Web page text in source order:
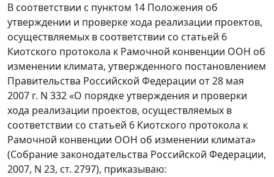
В соответствии с пунктом 14 Положения об
утверждении и проверке хода реализации проектов,
осуществляемых в соответствии со статьей 6
Киотского протокола к Рамочной конвенции ООН об
изменении климата, утвержденного постановлением
Правительства Российской Федерации от 28 мая
2007 г. N 332 «О порядке утверждения и проверки
хода реализации проектов, осуществляемых в
соответствии со статьей 6 Киотского протокола к
Рамочной конвенции ООН об изменении климата»
(Собрание законодательства Российской Федерации,
2007, N 23, ст. 2797), приказываю: